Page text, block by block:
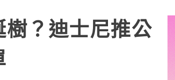
？迪士尼推公